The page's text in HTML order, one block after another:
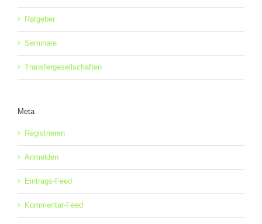
Ratgeber
Seminare
Transfergesellschaften
Meta
Registrieren
Anmelden
Eintrags-Feed
Kommentar-Feed